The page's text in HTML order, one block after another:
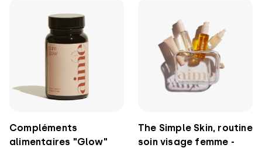
Compléments
alimentaires "Glow"
The Simple Skin, routine
soin visage femme -